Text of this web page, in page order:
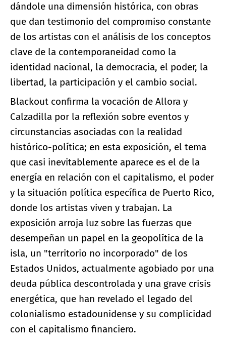
dándole una dimensión histórica, con obras
que dan testimonio del compromiso constante
de los artistas con el análisis de los conceptos
clave de la contemporaneidad como la
identidad nacional, la democracia, el poder, la
libertad, la participación y el cambio social.
Blackout confirma la vocación de Allora y
Calzadilla por la reflexión sobre eventos y
circunstancias asociadas con la realidad
histórico-política; en esta exposición, el tema
que casi inevitablemente aparece es el de la
energía en relación con el capitalismo, el poder
y la situación política específica de Puerto Rico,
donde los artistas viven y trabajan. La
exposición arroja luz sobre las fuerzas que
desempeñan un papel en la geopolítica de la
isla, un "territorio no incorporado" de los
Estados Unidos, actualmente agobiado por una
deuda pública descontrolada y una grave crisis
energética, que han revelado el legado del
colonialismo estadounidense y su complicidad
con el capitalismo financiero.